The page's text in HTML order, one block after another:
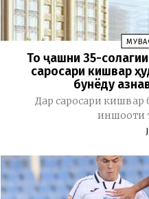
То ҷашни 35-
саросари кишвар
бунёду
Дар саросари кишвар
иншооти